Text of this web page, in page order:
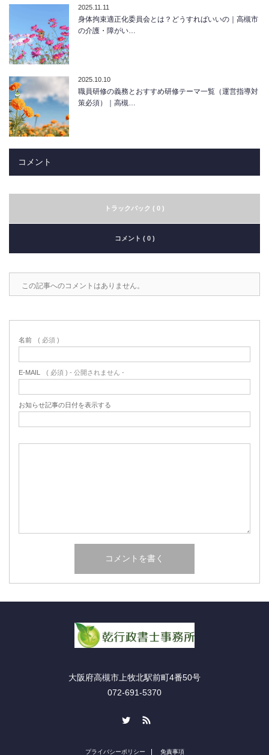
2025.11.11
身体拘束適正化委員会とは？どうすればいいの｜高槻市
の介護・障がい…
2025.10.10
職員研修の義務とおすすめ研修テーマ一覧（運営指導対
策必須）｜高槻…
コメント
トラックバック ( 0 )
コメント ( 0 )
この記事へのコメントはありません。
名前 ( 必須 )
E-MAIL ( 必須 ) - 公開されません -
お知らせ記事の日付を表示する
大阪府高槻市上牧北駅前町4番50号
072-691-5370
プライバシーポリシー 免責事項